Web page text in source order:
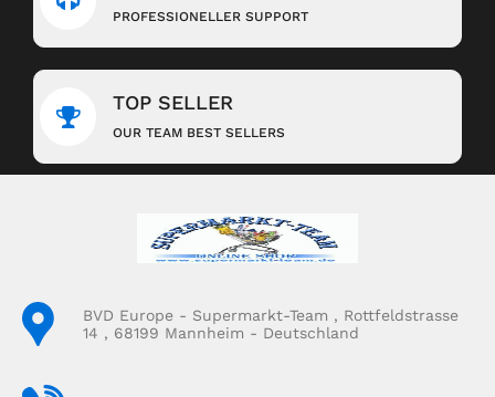
PROFESSIONELLER SUPPORT
TOP SELLER
OUR TEAM BEST SELLERS
BVD Europe - Supermarkt-Team , Rottfeldstrasse
14 , 68199 Mannheim - Deutschland